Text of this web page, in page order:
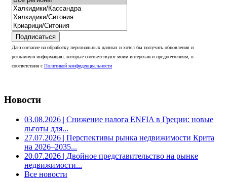
Подписаться
Даю согласие на обработку персональных данных и хотел бы получать обновления и
рекламную информацию, которые соответствуют моим интересам и предпочтениям, в
соответствии с Политикой конфиденциальности
Новости
03.08.2026 | Снижение налога ENFIA в Греции: новые
льготы для...
27.07.2026 | Перспективы рынка недвижимости Крита
на 2026–2035...
20.07.2026 | Двойное представительство на рынке
недвижимости...
Все новости